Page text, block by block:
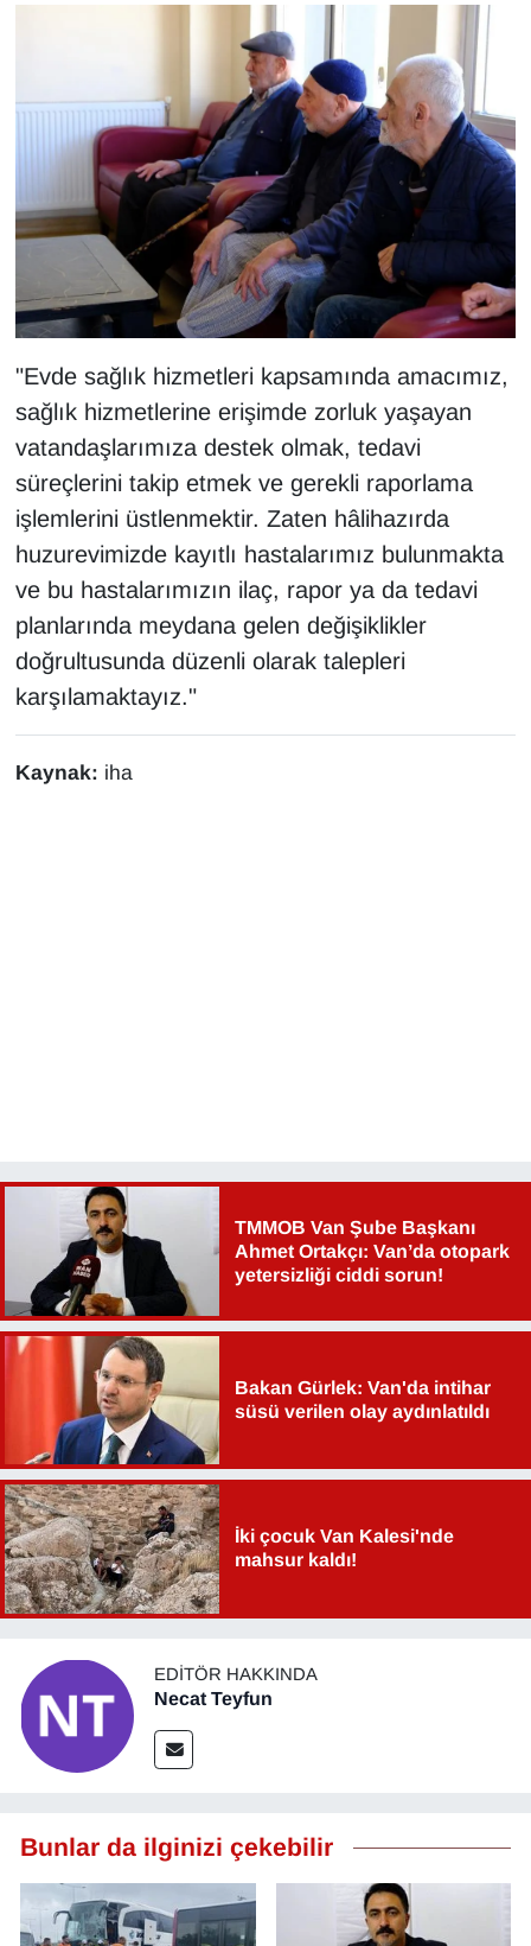
"Evde sağlık hizmetleri kapsamında amacımız,
sağlık hizmetlerine erişimde zorluk yaşayan
vatandaşlarımıza destek olmak, tedavi
süreçlerini takip etmek ve gerekli raporlama
işlemlerini üstlenmektir. Zaten hâlihazırda
huzurevimizde kayıtlı hastalarımız bulunmakta
ve bu hastalarımızın ilaç, rapor ya da tedavi
planlarında meydana gelen değişiklikler
doğrultusunda düzenli olarak talepleri
karşılamaktayız."
Kaynak: iha
TMMOB Van Şube Başkanı
Ahmet Ortakçı: Van’da otopark
yetersizliği ciddi sorun!
Bakan Gürlek: Van'da intihar
süsü verilen olay aydınlatıldı
İki çocuk Van Kalesi'nde
mahsur kaldı!
EDITÖR HAKKINDA
Necat Teyfun
Bunlar da ilginizi çekebilir